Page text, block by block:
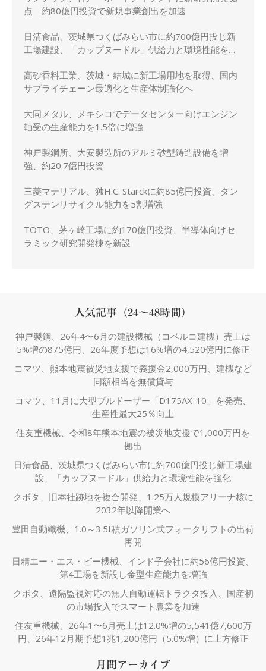
点 約80億円投資で新規事業創出を加速
日清食品、茨城県つくばみらい市に約700億円投じ新
工場建設、「カップヌードル」供給力と環境性能を強
高砂香料工業、茨城・結城に新工場用地を取得、国内
サプライチェーン最適化と生産体制強化へ
大同メタル、メキシコでデータセンター向けエンジン
軸受の生産能力を1.5倍に増強
神戸製鋼所、大安製造所のアルミ砂型鋳造設備を増
強、約20.7億円投資
三菱マテリアル、独H.C. Starckに約85億円投資、タン
グステンリサイクル能力を5割増強
TOTO、茅ヶ崎工場に約170億円投資、半導体向けセ
ラミック研究開発棟を新設
人気記事（24～48時間）
神戸製鋼、26年4〜6月の建設機械（コベルコ建機）売上は
5%増の875億円、26年度予想は16%増の4,520億円に修正
コマツ、熊本地震被災地支援で義援金2,000万円、建機など
同額相当を無償貸与
コマツ、11月に大型ブルドーザー「D175AX-10」を発売、
生産性最大25％向上
住友重機械、令和8年熊本地震の被災地支援で1,000万円を
拠出
日清食品、茨城県つくばみらい市に約700億円投じ新工場建
設、「カップヌードル」供給力と環境性能を強化
クボタ、旧本社跡地を複合開発、1.25万人規模アリーナ核に
2032年以降開業へ
豊田自動織機、1.0～3.5t積ガソリン式フォークリフトの出荷
再開
日精エー・エス・ビー機械、インド子会社に約56億円投資、
第4工場を新設し金型生産能力を増強
クボタ、遠隔監視対応の無人自動運転トラクタ投入、国産初
の市場投入でスマート農業を加速
住友重機械、26年1〜6月売上は12.0%増の5,541億7,600万
円、26年12月期予想1兆1,200億円（5.0%増）に上方修正
月間アーカイブ